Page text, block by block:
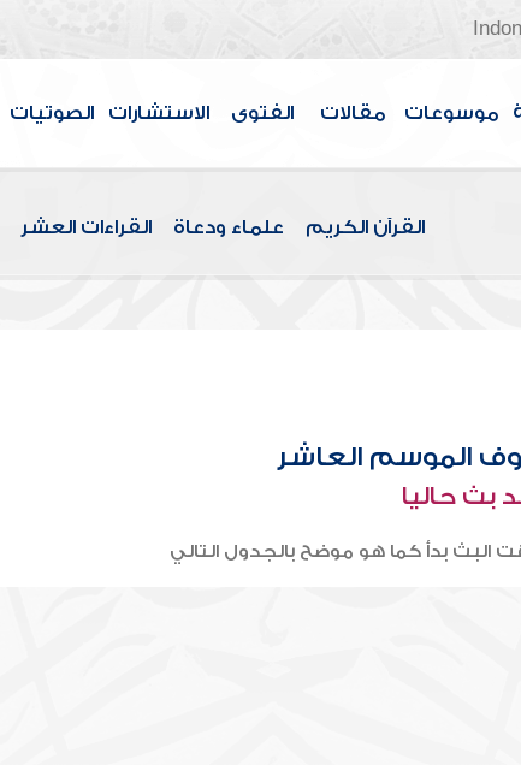
موسوعات مقالات الفتوى الاستشارات الصوتيات
القرآن الكريم علماء ودعاة القراءات العشر
الموسم العاشر
بث حاليا
البث بدأ كما هو موضح بالجدول التالي